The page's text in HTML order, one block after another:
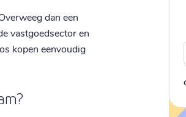
dan een
vastgoedsector en
kopen eenvoudig